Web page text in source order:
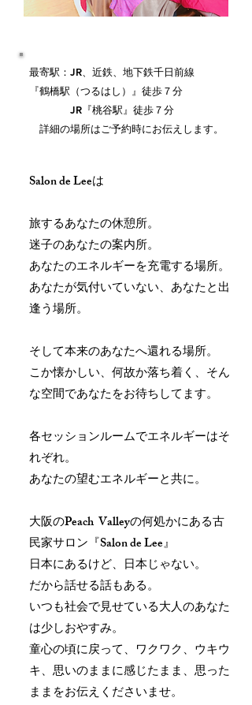
最寄駅：JR、近鉄、地下鉄千日前線
『鶴橋駅（つるはし）』徒歩７分
JR『桃谷駅』徒歩７分
​ 詳細の場所はご予約時にお伝えします。
Salon de Leeは
旅するあなたの休憩所。
迷子のあなたの案内所。
あなたのエネルギーを充電する場所。
あなたが気付いていない、あなたと出
逢う場所。
そして本来のあなたへ還れる場所。
こか懐かしい、何故か落ち着く、そん
な空間であなたをお待ちしてます。
各セッションルームでエネルギーはそ
れぞれ。
​あなたの望むエネルギーと共に。
大阪のPeach Valleyの何処かにある古
民家サロン『Salon de Lee』
日本にあるけど、日本じゃない。
だから話せる話もある。
いつも社会で見せている大人のあなた
は少しおやすみ。
童心の頃に戻って、ワクワク、ウキウ
キ、思いのままに感じたまま、思った
ままをお伝えくださいませ。